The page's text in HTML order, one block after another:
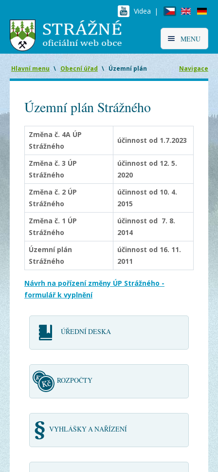
Videa |
MENU
Navigace
Hlavní menu \ Obecní úřad \ Územní plán
Územní plán Strážného
Změna č. 4A ÚP
Strážného
účinnost od 1.7.2023
Změna č. 3 ÚP
Strážného
účinnost od 12. 5.
2020
Změna č. 2 ÚP
Strážného
účinnost od 10. 4.
2015
Změna č. 1 ÚP
Strážného
účinnost od 7. 8.
2014
Územní plán
Strážného
účinnost od 16. 11.
2011
Návrh na pořízení změny ÚP Strážného -
formulář k vyplnění
ÚŘEDNÍ DESKA
ROZPOČTY
VYHLÁŠKY A NAŘÍZENÍ